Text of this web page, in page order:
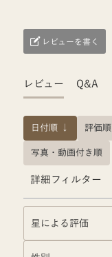
レビューを書く
レビュー Q&A
詳細フィルター
日付順 ↓ 評価順
写真・動画付き順